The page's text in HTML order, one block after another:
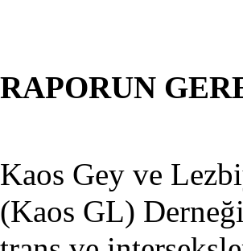
RAPORUN
Kaos Gey ve
(Kaos GL)